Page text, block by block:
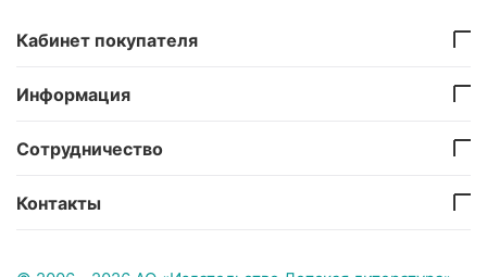
Кабинет покупателя
Информация
Сотрудничество
Контакты